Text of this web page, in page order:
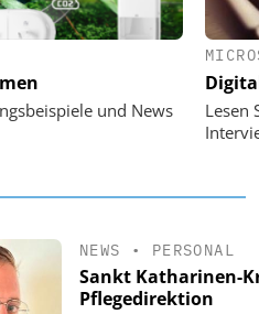
und News
Lesen
im
Von digitaler
KI-fähigen Steuerung
NEWS • PERSONAL
Sankt Katharinen-
Pflegedirektion